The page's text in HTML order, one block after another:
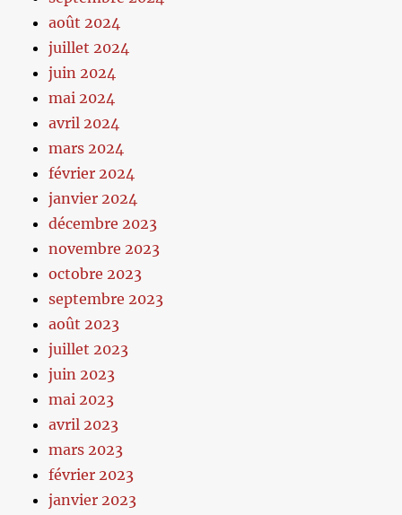
août 2024
juillet 2024
juin 2024
mai 2024
avril 2024
mars 2024
février 2024
janvier 2024
décembre 2023
novembre 2023
octobre 2023
septembre 2023
août 2023
juillet 2023
juin 2023
mai 2023
avril 2023
mars 2023
février 2023
janvier 2023